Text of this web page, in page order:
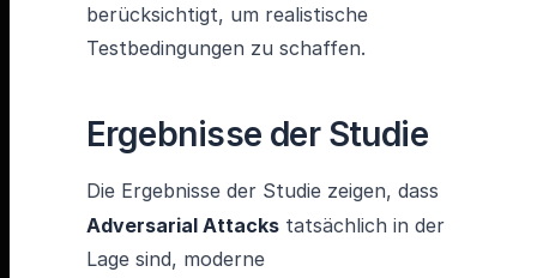
berücksichtigt, um realistische
Testbedingungen zu schaffen.
Ergebnisse der Studie
Die Ergebnisse der Studie zeigen, dass
Adversarial Attacks tatsächlich in der
Lage sind, moderne